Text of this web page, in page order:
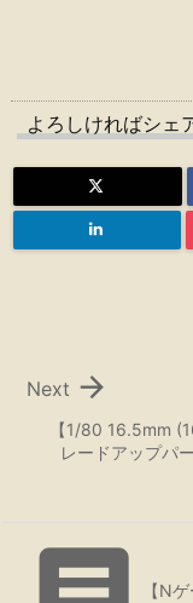
よろしければシェ
【1/80 16.5mm
レードアップパ

Next
【N